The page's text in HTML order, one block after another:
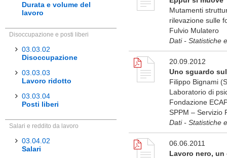
Durata e volume del
lavoro
Disoccupazione e posti liberi
03.03.02
Disoccupazione
03.03.03
Lavoro ridotto
03.03.04
Posti liberi
Salari e reddito da lavoro
03.04.02
Salari
Mutamenti
rilevazione sulle
Fulvio Mulatero
Dati - Statistiche
20.09.2012
Uno sguardo
Filippo Bignami
Laboratorio di
Fondazione
SPPM – Servizio
Dati - Statistiche
06.06.2011
Lavoro nero,